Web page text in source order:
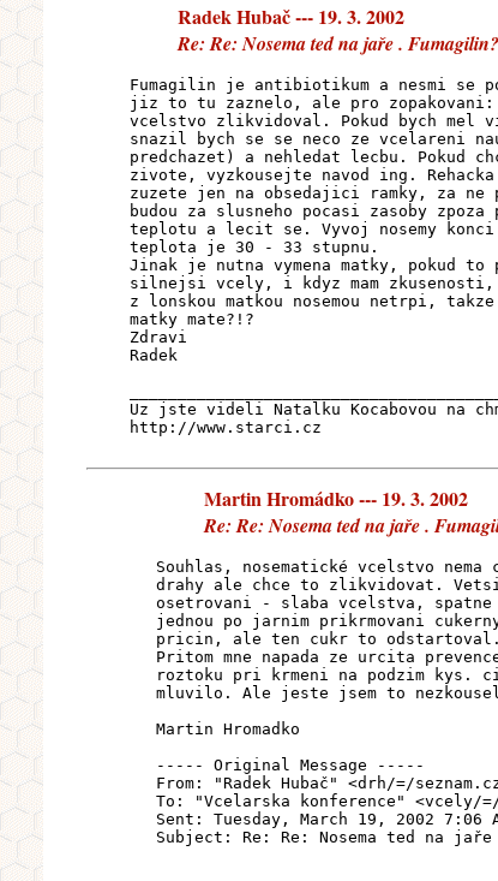
Radek Hubač --- 19. 3. 2002
Re: Re: Nosema ted na jaře . Fumagilin?
Fumagilin je antibiotikum a nesmi se
jiz to tu zaznelo, ale pro zopakovani:
vcelstvo zlikvidoval. Pokud bych mel
snazil bych se se neco ze vcelareni
predchazet) a nehledat lecbu. Pokud
zivote, vyzkousejte navod ing.
zuzete jen na obsedajici ramky, za ne
budou za slusneho pocasi zasoby
teplotu a lecit se. Vyvoj nosemy
teplota je 30 - 33 stupnu.
Jinak je nutna vymena matky, pokud
silnejsi vcely, i kdyz mam
z lonskou matkou nosemou netrpi,
matky mate?!?
Zdravi
Radek
Uz jste videli Natalku Kocabovou na
http://www.starci.cz
Martin Hromádko --- 19. 3. 2002
Re: Re: Nosema ted na jaře .
Souhlas, nosematické vcelstvo
drahy ale chce to zlikvidovat.
osetrovani - slaba vcelstva, spatne
jednou po jarnim prikrmovani
pricin, ale ten cukr to odstartoval.
Pritom mne napada ze urcita
roztoku pri krmeni na podzim kys.
mluvilo. Ale jeste jsem to
Martin Hromadko
----- Original Message -----
From: "Radek Hubač" <drh/=/
To: "Vcelarska konference" <vcely/
Sent: Tuesday, March 19, 2002 7:06
Subject: Re: Re: Nosema ted na